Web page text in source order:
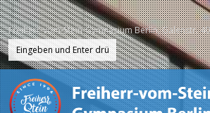
Freiherr-vom-Stein-Gymnasium Berlin, Galenstr.